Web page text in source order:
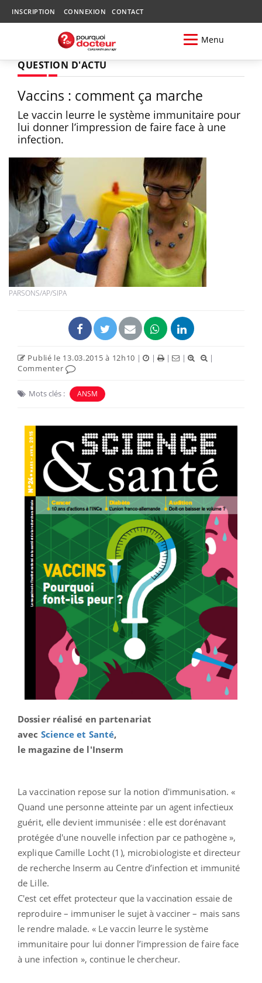
INSCRIPTION CONNEXION CONTACT
Menu
QUESTION D'ACTU
Vaccins : comment ça marche
Le vaccin leurre le système immunitaire pour
lui donner l’impression de faire face à une
infection.
PARSONS/AP/SIPA
Publié le 13.03.2015 à 12h10 | | | |
|
Commenter
Mots clés : ANSM
Dossier réalisé en partenariat
avec Science et Santé,
le magazine de l'Inserm
La vaccination repose sur la notion d'immunisation. «
Quand une personne atteinte par un agent infectieux
guérit, elle devient immunisée : elle est dorénavant
protégée d'une nouvelle infection par ce pathogène »,
explique Camille Locht (1), microbiologiste et directeur
de recherche Inserm au Centre d’infection et immunité
de Lille.
C'est cet effet protecteur que la vaccination essaie de
reproduire – immuniser le sujet à vacciner – mais sans
le rendre malade. « Le vaccin leurre le système
immunitaire pour lui donner l’impression de faire face
à une infection », continue le chercheur.